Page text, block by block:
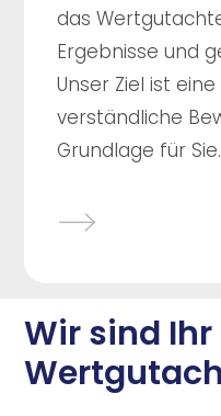
das
Ergebnisse und
Unser Ziel ist
verständliche
Grundlage für Sie.
Wir sind